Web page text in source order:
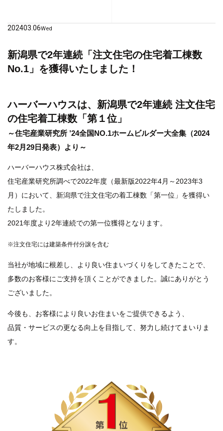
202403.06Wed
新潟県で2年連続「注文住宅の住宅着工棟数
No.1」を獲得いたしました！
ハーバーハウスは、新潟県で2年連続 注文住宅
の住宅着工棟数「第１位」
～住宅産業研究所 ’24全国NO.1ホームビルダー大全集（2024
年2月29日発表）より～
ハーバーハウス株式会社は、
住宅産業研究所調べで2022年度（最新版2022年4月～2023年3
月）において、新潟県で注文住宅の着工棟数「第一位」を獲得い
たしました。
2021年度より2年連続での第一位獲得となります。
※注文住宅には建築条件付分譲を含む
当社が地域に根差し、より良い住まいづくりをしてきたことで、
多数のお客様にご支持を頂くことができました。誠にありがとう
ございました。
今後も、お客様により良いお住まいをご提供できるよう、
品質・サービスの更なる向上を目指して、努力し続けてまいりま
す。